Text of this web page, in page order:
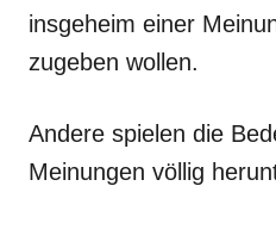
insgeheim einer
zugeben wollen.
Andere spielen die
Meinungen völlig